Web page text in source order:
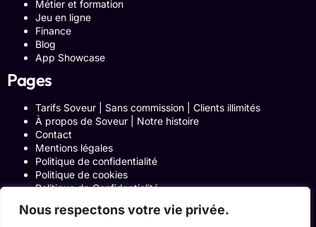
Nous respectons votre vie privée.
Métier et formation
Jeu en ligne
Finance
Blog
App Showcase
Pages
Tarifs Soveur | Sans commission | Clients illimités
À propos de Soveur | Notre histoire
Contact
Mentions légales
Politique de confidentialité
Politique de cookies
Politique de Confidentialité
Blog